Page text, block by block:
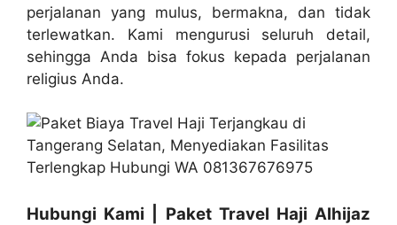
perjalanan yang mulus, bermakna, dan tidak
terlewatkan. Kami mengurusi seluruh detail,
sehingga Anda bisa fokus kepada perjalanan
religius Anda.
Hubungi Kami | Paket Travel Haji Alhijaz